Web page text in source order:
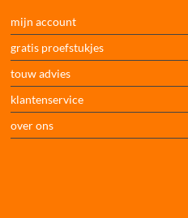
mijn account
gratis proefstukjes
touw advies
klantenservice
over ons